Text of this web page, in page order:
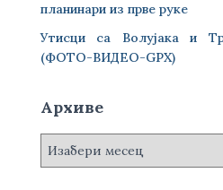
планинари из прве руке
Утисци са Волујака и
(ФОТО-ВИДЕО-GPX)
Архиве
А